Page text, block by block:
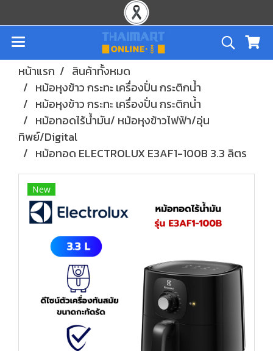
หน้าแรก
สินค้าทั้งหมด
หม้อหุงข้าว กระทะ เครื่องปั่น กระติกน้ำ
หม้อหุงข้าว กระทะ เครื่องปั่น กระติกน้ำ
หม้อทอดไร้น้ำมัน/ หม้อหุงข้าวไฟฟ้า/อุ่น
ทิพย์/Digital
หม้อทอด ELECTROLUX E3AF1-100B 3.3 ลิตร
New